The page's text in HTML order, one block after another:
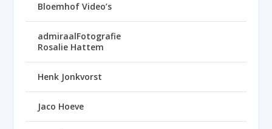
Bloemhof Video’s
admiraalFotografie
Rosalie Hattem
Henk Jonkvorst
Jaco Hoeve